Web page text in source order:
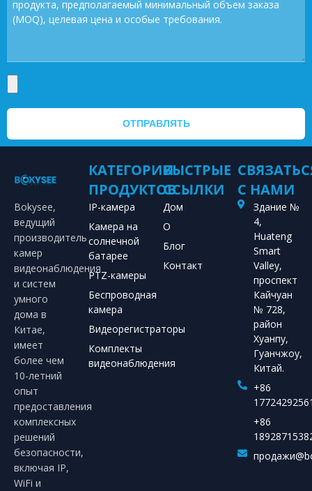
ОТПРАВЛЯТЬ
Bokysee,
ведущий
производитель
камер
видеонаблюдения
и систем
умного
дома в
Китае,
имеет
более чем
10-летний
опыт
предоставления
комплексных
решений
безопасности,
включая IP,
WiFi и
КАТЕГОРИИ
ПРОДУКТОВ
IP-камера
Камера на
солнечной
батарее
PTZ-камеры
Беспроводная
камера
Видеорегистраторы
Комплекты
видеонаблюдения
БЫСТРЫЕ
ССЫЛКИ
Дом
О
Блог
Контакт
С НАМИ
Здание №
4,
Huateng
Smart
Valley,
проспект
Кайчуан
№ 728,
район
Хуанпу,
Гуанчжоу,
Китай.
+86
+86